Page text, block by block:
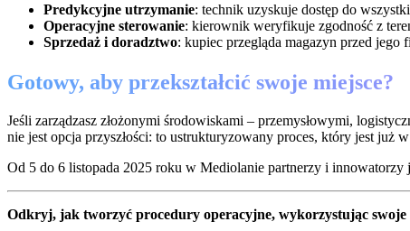
Predykcyjne utrzymanie: technik uzyskuje dostęp do
Operacyjne sterowanie: kierownik weryfikuje zgodność z
Sprzedaż i doradztwo: kupiec przegląda magazyn przed
Gotowy, aby przekształcić swoje miejsce?
Jeśli zarządzasz złożonymi środowiskami – przemysłowymi,
nie jest opcja przyszłości: to ustrukturyzowany proces, który jest już
Od 5 do 6 listopada 2025 roku w Mediolanie partnerzy i innowatorzy
Odkryj, jak tworzyć procedury operacyjne, wykorzystując swoje